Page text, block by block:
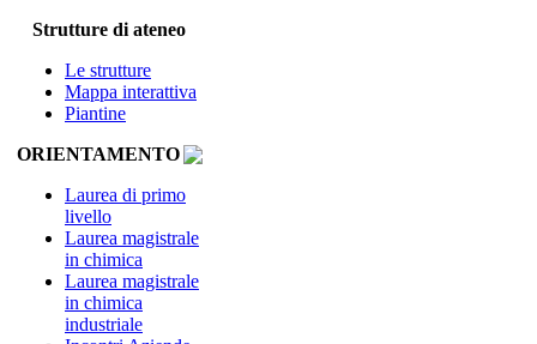
Strutture di ateneo
Le strutture
Mappa interattiva
Piantine
ORIENTAMENTO
Laurea di primo
livello
Laurea magistrale
in chimica
Laurea magistrale
in chimica
industriale